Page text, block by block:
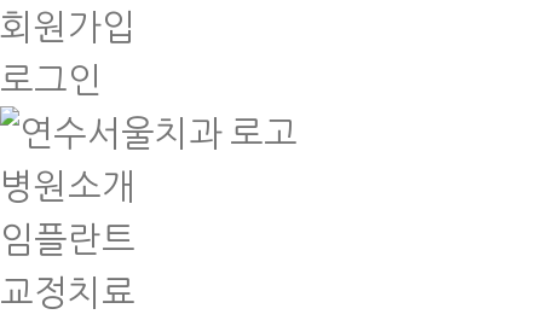
회원가입
로그인
병원소개
임플란트
교정치료